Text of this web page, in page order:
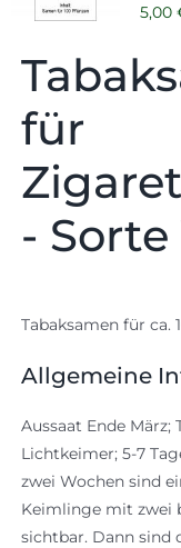
5,00
für
-
Tabaksamen für ca.
Allgemeine
Aussaat Ende März;
Lichtkeimer; 5-7
zwei Wochen sind
Keimlinge mit zwei
sichtbar. Dann sind